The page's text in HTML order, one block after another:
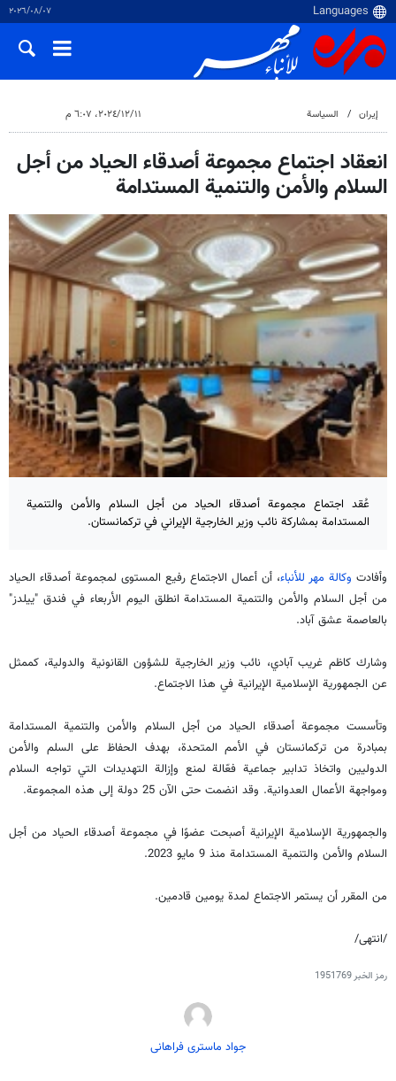
٠٧‏/٠٨‏/٢٠٢٦
إيران السياسة ١١‏/١٢‏/٢٠٢٤، ٦:٠٧ م
انعقاد اجتماع مجموعة أصدقاء الحياد من أجل
السلام والأمن والتنمية المستدامة
عُقد اجتماع مجموعة أصدقاء الحياد من أجل السلام والأمن والتنمية
المستدامة بمشاركة نائب وزير الخارجية الإيراني في تركمانستان.
وأفادت وكالة مهر للأنباء، أن أعمال الاجتماع رفيع المستوى لمجموعة أصدقاء الحياد
من أجل السلام والأمن والتنمية المستدامة انطلق اليوم الأربعاء في فندق "ييلدز"
بالعاصمة عشق آباد.
وشارك كاظم غريب آبادي، نائب وزير الخارجية للشؤون القانونية والدولية، كممثل
عن الجمهورية الإسلامية الإيرانية في هذا الاجتماع.
وتأسست مجموعة أصدقاء الحياد من أجل السلام والأمن والتنمية المستدامة
بمبادرة من تركمانستان في الأمم المتحدة، بهدف الحفاظ على السلم والأمن
الدوليين واتخاذ تدابير جماعية فعّالة لمنع وإزالة التهديدات التي تواجه السلام
ومواجهة الأعمال العدوانية. وقد انضمت حتى الآن 25 دولة إلى هذه المجموعة.
والجمهورية الإسلامية الإيرانية أصبحت عضوًا في مجموعة أصدقاء الحياد من أجل
السلام والأمن والتنمية المستدامة منذ 9 مايو 2023.
من المقرر أن يستمر الاجتماع لمدة يومين قادمين.
/انتهى/
رمز الخبر1951769
جواد ماستری فراهانی